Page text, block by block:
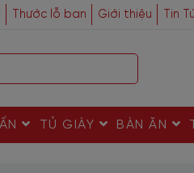
Thước lỗ ban Giới thiệu Tin
TỦ GIÀY BÀN ĂN